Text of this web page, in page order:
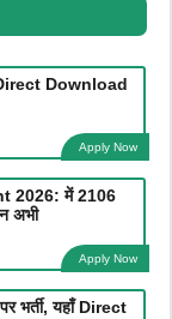
Download
Apply Now
2026: में 2106
अभी
Apply Now
भर्ती, यहाँ Direct